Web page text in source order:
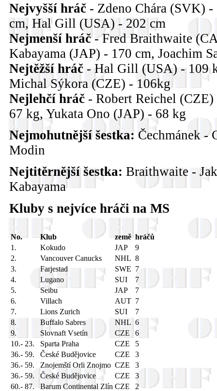
Nejvyšší hráč- Zdeno Chára (SVK)
cm, Hal Gill (USA) - 202 cm
Nejmenší hráč- Fred Braithwaite
Kabayama (JAP) - 170 cm, Joachim
Nejtěžší hráč - Hal Gill (USA) - 109
Michal Sýkora (CZE) - 106kg
Nejlehčí hráč - Robert Reichel
67 kg, Yukata Ono (JAP) - 68 kg
Nejmohutnější šestka: Čechmánek -
Modin
Nejtitěrnější šestka: Braithwaite -
Kabayama
Kluby s nejvíce hráči na MS
No. Klub země hráčů
1.
Kokudo JAP
9
2.
Vancouver Canucks NHL 8
3.
Farjestad SWE 7
4.
Lugano SUI
7
5.
Seibu JAP
7
6.
Villach AUT 7
7.
Lions Zurich SUI
7
8.
Buffalo Sabres NHL 6
9.
Slovnaft Vsetín CZE
6
10.- 23.
Sparta Praha CZE
5
36.- 59.
České Budějovice CZE
3
36.- 59.
Znojemští Orli Znojmo CZE
3
36.- 59.
České Budějovice CZE
3
60.- 87.
Barum Continental Zlín CZE
2